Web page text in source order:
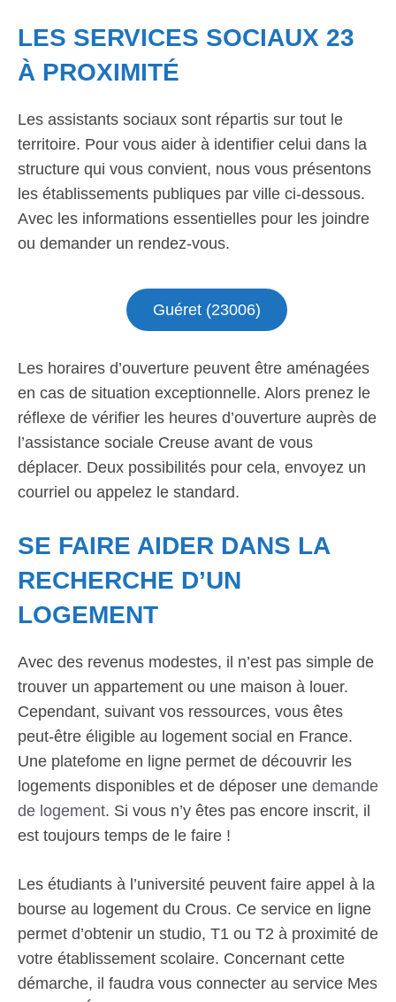
LES SERVICES SOCIAUX 23
À PROXIMITÉ
Les assistants sociaux sont répartis sur tout le
territoire. Pour vous aider à identifier celui dans la
structure qui vous convient, nous vous présentons
les établissements publiques par ville ci-dessous.
Avec les informations essentielles pour les joindre
ou demander un rendez-vous.
Guéret (23006)
Les horaires d’ouverture peuvent être aménagées
en cas de situation exceptionnelle. Alors prenez le
réflexe de vérifier les heures d’ouverture auprès de
l’assistance sociale Creuse avant de vous
déplacer. Deux possibilités pour cela, envoyez un
courriel ou appelez le standard.
SE FAIRE AIDER DANS LA
RECHERCHE D’UN
LOGEMENT
Avec des revenus modestes, il n’est pas simple de
trouver un appartement ou une maison à louer.
Cependant, suivant vos ressources, vous êtes
peut-être éligible au logement social en France.
Une platefome en ligne permet de découvrir les
logements disponibles et de déposer une demande
de logement. Si vous n’y êtes pas encore inscrit, il
est toujours temps de le faire !
Les étudiants à l’université peuvent faire appel à la
bourse au logement du Crous. Ce service en ligne
permet d’obtenir un studio, T1 ou T2 à proximité de
votre établissement scolaire. Concernant cette
démarche, il faudra vous connecter au service Mes